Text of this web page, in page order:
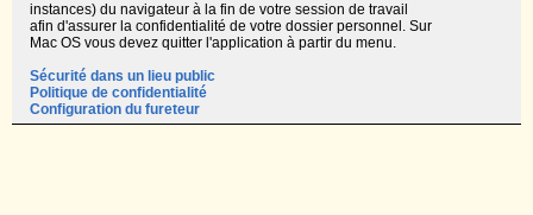
instances) du navigateur à la fin de votre session de travail
afin d'assurer la confidentialité de votre dossier personnel. Sur
Mac OS vous devez quitter l'application à partir du menu.
Sécurité dans un lieu public
Politique de confidentialité
Configuration du fureteur